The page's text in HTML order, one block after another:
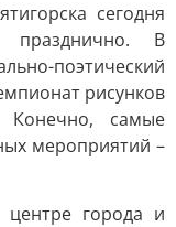
сегодня
В
поэтический
рисунков
Конечно, самые
мероприятий –
центре города и